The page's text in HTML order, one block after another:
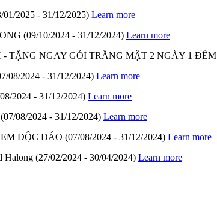
01/2025 - 31/12/2025) Learn more
(09/10/2024 - 31/12/2024) Learn more
TẶNG NGAY GÓI TRĂNG MẬT 2 NGÀY 1 ĐÊM
08/2024 - 31/12/2024) Learn more
2024 - 31/12/2024) Learn more
(07/08/2024 - 31/12/2024) Learn more
ĐỘC ĐÁO (07/08/2024 - 31/12/2024) Learn more
Halong (27/02/2024 - 30/04/2024) Learn more